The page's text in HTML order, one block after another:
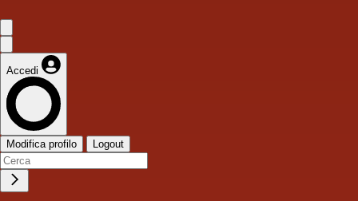
Accedi
Modifica profilo Logout